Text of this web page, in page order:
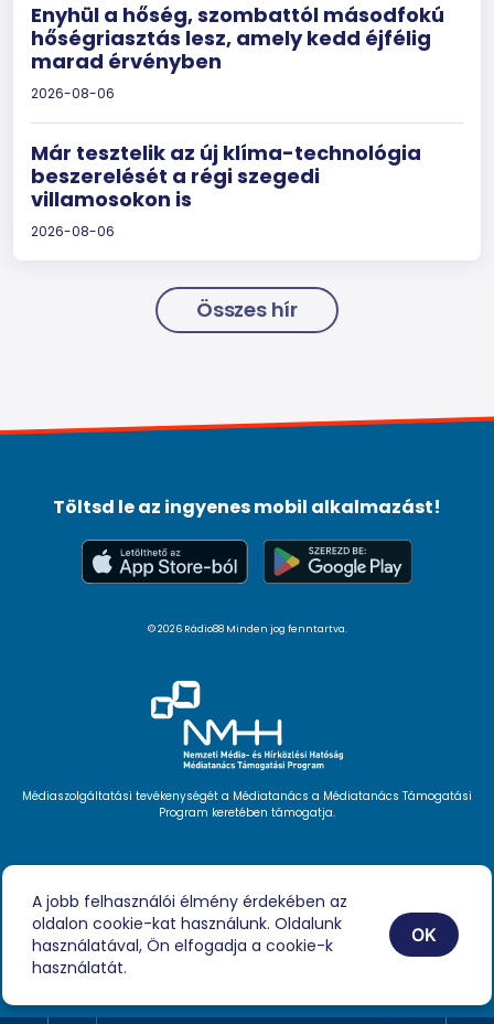
Enyhül a hőség, szombattól másodfokú
hőségriasztás lesz, amely kedd éjfélig
marad érvényben
2026-08-06
Már tesztelik az új klíma-technológia
beszerelését a régi szegedi
villamosokon is
2026-08-06
Összes hír
Videóink
Podcast
Híreink
Impresszum
Töltsd le az ingyenes mobil alkalmazást!
© 2026 Rádio88 Minden jog fenntartva.
Médiaszolgáltatási tevékenységét a Médiatanács a Médiatanács Támogatási
Program keretében támogatja.
A jobb felhasználói élmény érdekében az
oldalon cookie-kat használunk. Oldalunk
használatával, Ön elfogadja a cookie-k
használatát.
OK